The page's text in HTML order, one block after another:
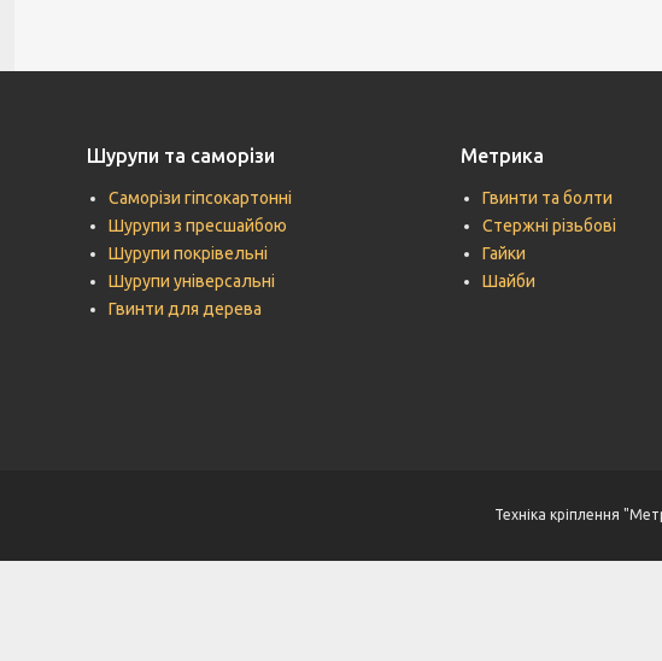
Шурупи та саморізи
Саморізи гіпсокартонні
Шурупи з пресшайбою
Шурупи покрівельні
Шурупи універсальні
Гвинти для дерева
Метрика
Гвинти та болти
Стержні різьбові
Гайки
Шайби